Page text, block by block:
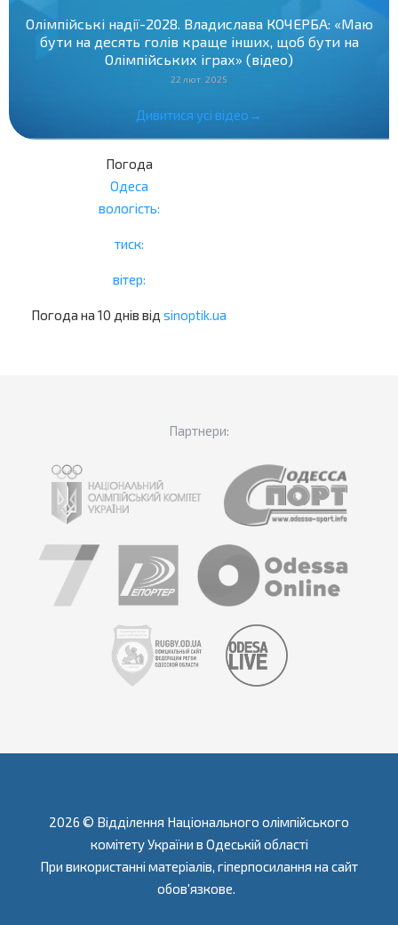
Олімпійські надії-2028. Владислава КОЧЕРБА: «Маю
бути на десять голів краще інших, щоб бути на
Олімпійських іграх» (відео)
22 лют. 2025
Дивитися усі відео→
Погода
Одеса
вологість:
тиск:
вітер:
Погода на 10 днів від sinoptik.ua
Партнери:
2026 © Відділення Національного олімпійського
комітету України в Одеській області
При використанні матеріалів, гіперпосилання на сайт
обов'язкове.